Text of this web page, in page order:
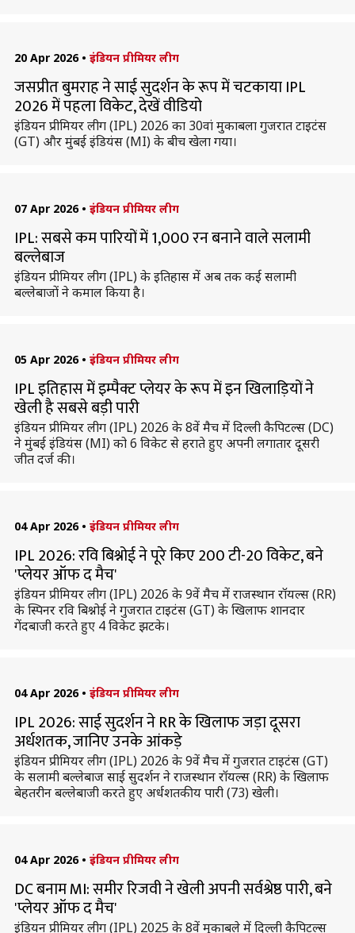
20 Apr 2026 • इंडियन प्रीमियर लीग
जसप्रीत बुमराह ने साई सुदर्शन के रूप में चटकाया IPL
2026 में पहला विकेट, देखें वीडियो
इंडियन प्रीमियर लीग (IPL) 2026 का 30वां मुकाबला गुजरात टाइटंस
(GT) और मुंबई इंडियंस (MI) के बीच खेला गया।
07 Apr 2026 • इंडियन प्रीमियर लीग
IPL: सबसे कम पारियों में 1,000 रन बनाने वाले सलामी
बल्लेबाज
इंडियन प्रीमियर लीग (IPL) के इतिहास में अब तक कई सलामी
बल्लेबाजों ने कमाल किया है।
05 Apr 2026 • इंडियन प्रीमियर लीग
IPL इतिहास में इम्पैक्ट प्लेयर के रूप में इन खिलाड़ियों ने
खेली है सबसे बड़ी पारी
इंडियन प्रीमियर लीग (IPL) 2026 के 8वें मैच में दिल्ली कैपिटल्स (DC)
ने मुंबई इंडियंस (MI) को 6 विकेट से हराते हुए अपनी लगातार दूसरी
जीत दर्ज की।
04 Apr 2026 • इंडियन प्रीमियर लीग
IPL 2026: रवि बिश्नोई ने पूरे किए 200 टी-20 विकेट, बने
'प्लेयर ऑफ द मैच'
इंडियन प्रीमियर लीग (IPL) 2026 के 9वें मैच में राजस्थान रॉयल्स (RR)
के स्पिनर रवि बिश्नोई ने गुजरात टाइटंस (GT) के खिलाफ शानदार
गेंदबाजी करते हुए 4 विकेट झटके।
04 Apr 2026 • इंडियन प्रीमियर लीग
IPL 2026: साई सुदर्शन ने RR के खिलाफ जड़ा दूसरा
अर्धशतक, जानिए उनके आंकड़े
इंडियन प्रीमियर लीग (IPL) 2026 के 9वें मैच में गुजरात टाइटंस (GT)
के सलामी बल्लेबाज साई सुदर्शन ने राजस्थान रॉयल्स (RR) के खिलाफ
बेहतरीन बल्लेबाजी करते हुए अर्धशतकीय पारी (73) खेली।
04 Apr 2026 • इंडियन प्रीमियर लीग
DC बनाम MI: समीर रिजवी ने खेली अपनी सर्वश्रेष्ठ पारी, बने
'प्लेयर ऑफ द मैच'
इंडियन प्रीमियर लीग (IPL) 2025 के 8वें मुकाबले में दिल्ली कैपिटल्स